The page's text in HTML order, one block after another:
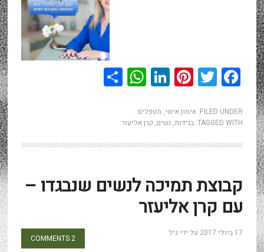
Facebook
Twitter
Pinterest
LinkedIn
WhatsApp
Share
FILED UNDER: אימון אישי, מטפלים
TAGGED WITH: בגידות, נשים, קרן אליעזר
קבוצת תמיכה לנשים שנבגדו –
עם קרן אליעזר
17 ביולי 2017 על ידיגיל
2 COMMENTS